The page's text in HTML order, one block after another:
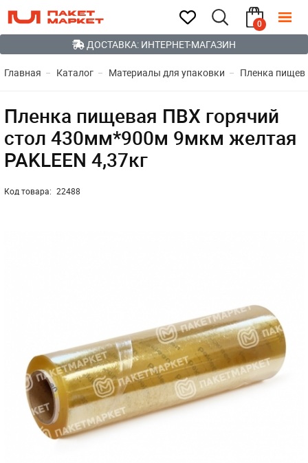
0
ДОСТАВКА: ИНТЕРНЕТ-МАГАЗИН
Главная Каталог Материалы для упаковки Пленка
Пленка пищевая ПВХ горячий
стол 430мм*900м 9мкм желтая
PAKLEEN 4,37кг
Код товара: 22488